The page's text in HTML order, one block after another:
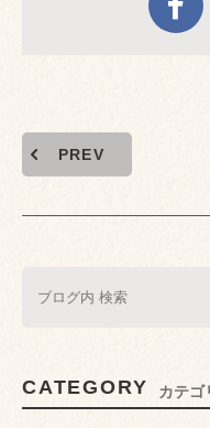
PREV
CATEGORY カテゴ